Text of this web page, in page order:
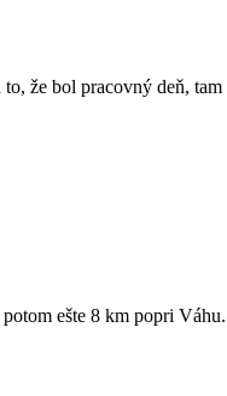
to, že bol pracovný deň,
ešte 8 km popri